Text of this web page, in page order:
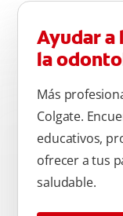
Ayudar a
la
Más
Colgate.
educativos,
ofrecer a tus
saludable.